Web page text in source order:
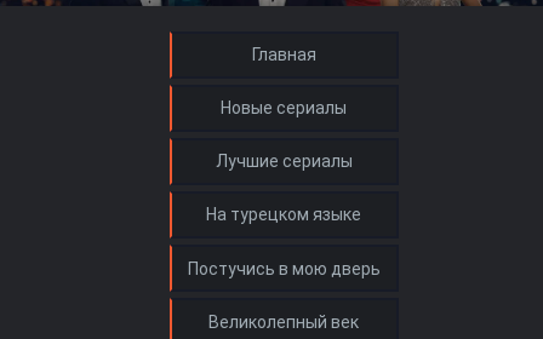
Главная
Новые сериалы
Лучшие сериалы
На турецком языке